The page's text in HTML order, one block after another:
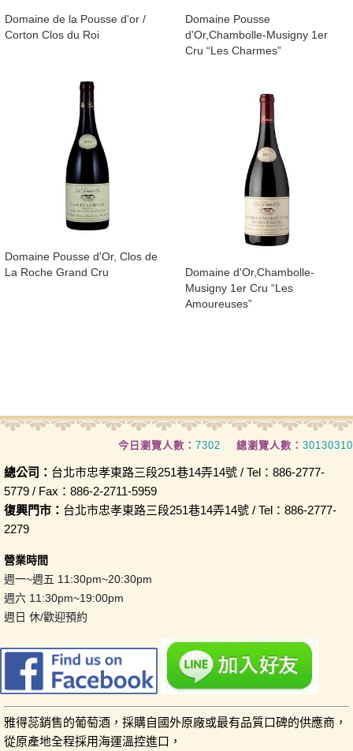
​Domaine de la Pousse d'or /
Corton Clos du Roi
​Domaine Pousse
d'Or,Chambolle-Musigny 1er
Cru “Les Charmes”
​Domaine Pousse d'Or, Clos de
La Roche Grand Cru
​Domaine d'Or,Chambolle-
Musigny 1er Cru “Les
Amoureuses”
今日瀏覽人數： 7302 總瀏覽人數： 30130310
總公司： 台北市忠孝東路三段251巷14弄14號 / Tel：886-2777-
5779 / Fax：886-2-2711-5959
復興門市： 台北市忠孝東路三段251巷14弄14號 / Tel：886-2777-
2279
營業時間
週一~週五 11:30pm~20:30pm
週六 11:30pm~19:00pm
週日 休/歡迎預約
雅得蕊銷售的葡萄酒，採購自國外原廠或最有品質口碑的供應商，
從原產地全程採用海運溫控進口，